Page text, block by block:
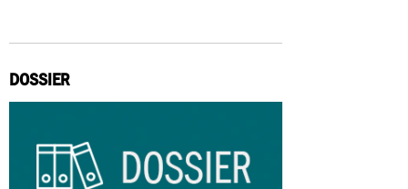
DOSSIER